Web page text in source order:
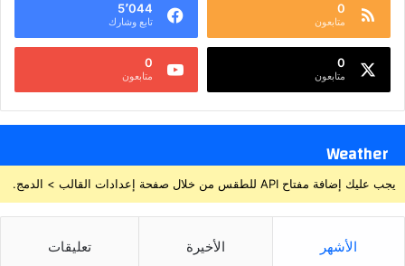
0
متابعون
5٬044
تابع وشارك
0
متابعون
0
متابعون
Weather
يجب عليك إضافة مفتاح API للطقس من خلال صفحة إعدادات القالب > الدمج.
الأشهر الأخيرة تعليقات